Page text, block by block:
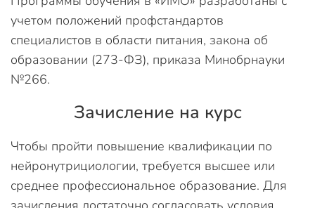
учетом положений профстандартов
специалистов в области питания, закона об
образовании (273-ФЗ), приказа Минобрнауки
№266.
Зачисление на курс
Чтобы пройти повышение квалификации по
нейронутрициологии, требуется высшее или
среднее профессиональное образование. Для